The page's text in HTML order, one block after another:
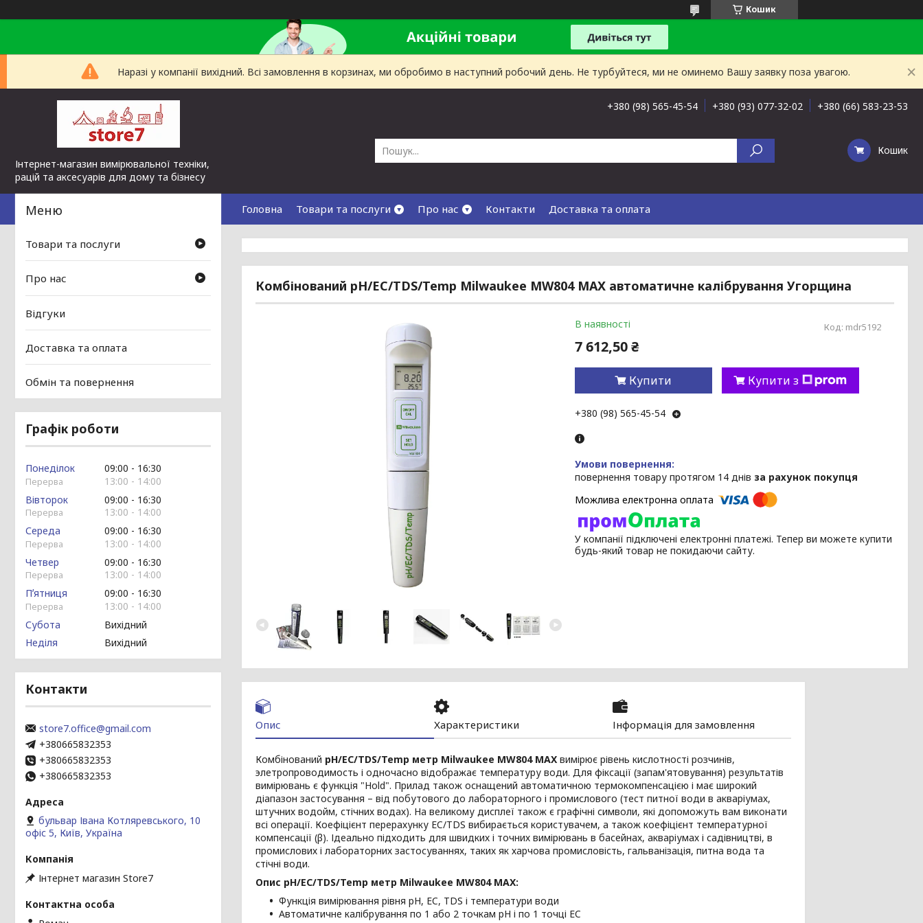
Кошик
Наразі у компанії вихідний. Всі замовлення в корзинах, ми обробимо в наступний робочий день. Не турбуйтеся, ми не оминемо Вашу заявку поза увагою.
Інтернет-магазин вимірювальної техніки,
рацій та аксесуарів для дому та бізнесу
+380 (98) 565-45-54 +380 (93) 077-32-02 +380 (66) 583-23-53
Кошик
Головна Товари та послуги Про нас Контакти Доставка та оплата
Комбінований pH/EC/TDS/Temp Milwaukee MW804 MAX автоматичне калібрування Угорщина
В наявності Код: mdr5192
7 612,50 ₴
Купити Купити з
+380 (98) 565-45-54
повернення товару протягом 14 днів за рахунок покупця
У компанії підключені електронні платежі. Тепер ви можете купити
будь-який товар не покидаючи сайту.
Опис Характеристики Інформація для замовлення
Комбінований pH/EC/TDS/Temp метр Milwaukee MW804 MAX вимірює рівень кислотності розчинів,
элетропроводимость і одночасно відображає температуру води. Для фіксації (запам'ятовування) результатів
вимірювань є функція "Hold". Прилад також оснащений автоматичною термокомпенсацією і має широкий
діапазон застосування – від побутового до лабораторного і промислового (тест питної води в акваріумах,
штучних водойм, стічних водах). На великому дисплеї також є графічні символи, які допоможуть вам виконати
всі операції. Коефіцієнт перерахунку EC/TDS вибирається користувачем, а також коефіцієнт температурної
компенсації (β). Ідеально підходить для швидких і точних вимірювань в басейнах, акваріумах і садівництві, в
промислових і лабораторних застосуваннях, таких як харчова промисловість, гальванізація, питна вода та
стічні води.
Опис pH/EC/TDS/Temp метр Milwaukee MW804 MAX:
Функція вимірювання рівня pH, EC, TDS і температури води
Автоматичне калібрування по 1 або 2 точкам pH і по 1 точці EC
Товари та послуги
Про нас
Відгуки
Доставка та оплата
Обмін та повернення
Графік роботи
Понеділок 09:00
16:30
13:00
14:00
Вівторок
09:00
16:30
13:00
14:00
Середа
09:00
16:30
13:00
14:00
Четвер
09:00
16:30
13:00
14:00
Пʼятниця
09:00
16:30
13:00
14:00
Субота
Вихідний
Неділя
Вихідний
Контакти
store7.office@gmail.com
+380665832353
+380665832353
+380665832353
бульвар Івана Котляревського, 10
офіс 5, Київ, Україна
Інтернет магазин Store7